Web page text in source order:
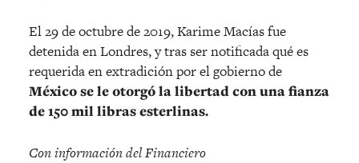
El 29 de octubre de 2019, Karime Macías fue
detenida en Londres, y tras ser notificada qué es
requerida en extradición por el gobierno de
México se le otorgó la libertad con una fianza
de 150 mil libras esterlinas.
Con información del Financiero